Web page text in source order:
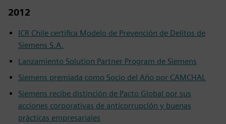
2012
ICR Chile certifica Modelo de Prevención de Delitos de
Siemens S.A.
Lanzamiento Solution Partner Program de Siemens
Siemens premiada como Socio del Año por CAMCHAL
Siemens recibe distinción de Pacto Global por sus
acciones corporativas de anticorrupción y buenas
prácticas empresariales